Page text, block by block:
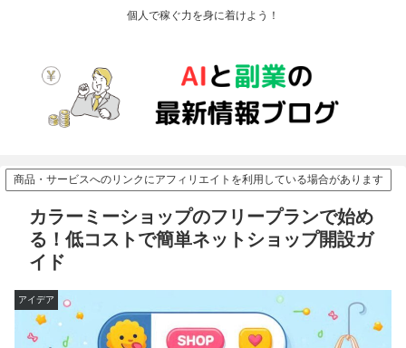
個人で稼ぐ力を身に着けよう！
商品・サービスへのリンクにアフィリエイトを利用している場合があります
カラーミーショップのフリープランで始め
る！低コストで簡単ネットショップ開設ガ
イド
アイデア